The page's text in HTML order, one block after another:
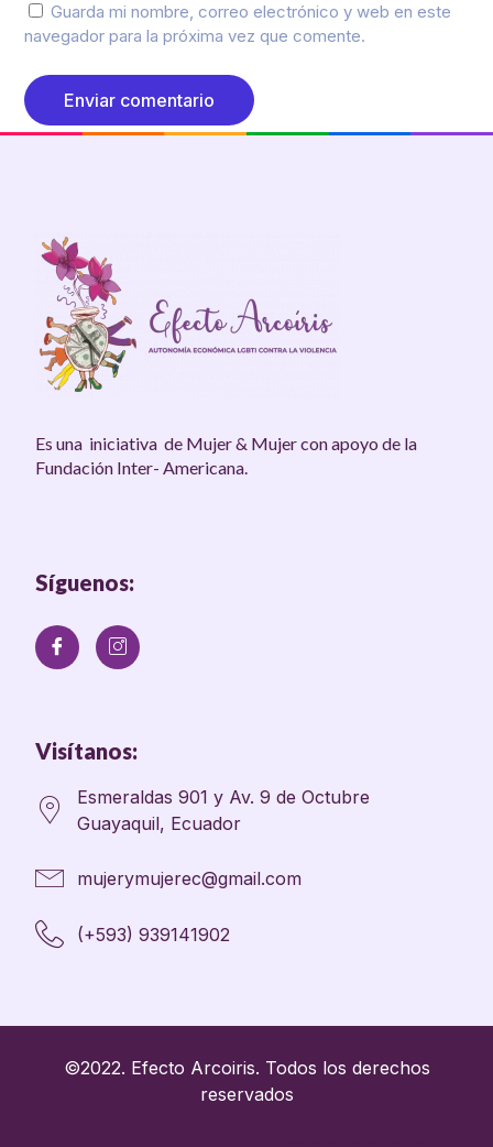
Guarda mi nombre, correo electrónico y web en este
navegador para la próxima vez que comente.
Es una iniciativa de Mujer & Mujer con apoyo de la
Fundación Inter- Americana.
Síguenos:
Visítanos:
Esmeraldas 901 y Av. 9 de Octubre
Guayaquil, Ecuador
mujerymujerec@gmail.com
(+593) 939141902
©2022. Efecto Arcoiris. Todos los derechos
reservados